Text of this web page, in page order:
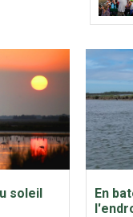
soleil
En